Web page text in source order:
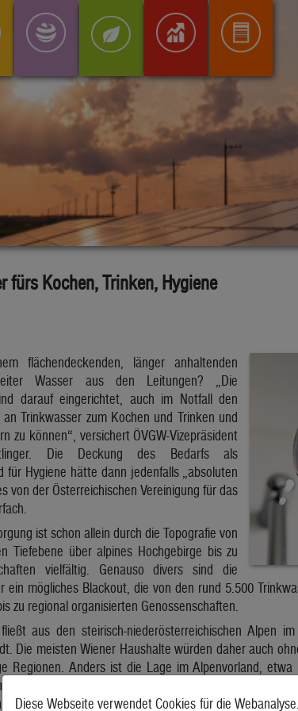
fürs Kochen, Trinken, Hygiene
flächendeckenden, länger anhaltenden
Wasser aus den Leitungen? „Die
darauf eingerichtet, auch im Notfall den
Trinkwasser zum Kochen und Trinken und
zu können“, versichert ÖVGW-Vizepräsident
Die Deckung des Bedarfs als
für Hygiene hätte dann jedenfalls „absoluten
von der Österreichischen Vereinigung für das
ist schon allein durch die Topografie von
Tiefebene über alpines Hochgebirge bis zu
vielfältig. Genauso divers sind die
ein mögliches Blackout, die von den rund 5.500
zu regional organisierten Genossenschaften.
aus den steirisch-niederösterreichischen Alpen
Die meisten Wiener Haushalte würden daher auch
Regionen. Anders ist die Lage im Alpenvorland,
um zu den Haushalten zu gelangen. „Hier in Wels
Vorstandsdirektor der Welser eww Gruppe. Auch
Diese Webseite verwendet Cookies für die